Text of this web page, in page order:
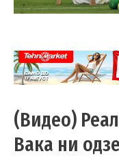
(Видео)
Вака ни